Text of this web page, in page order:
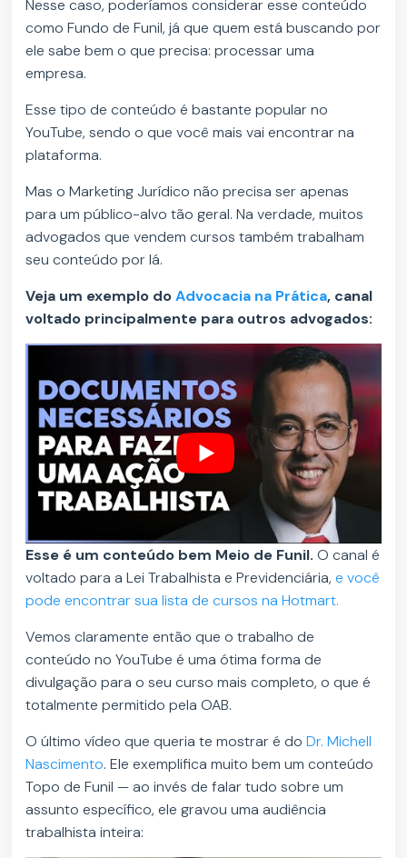
Nesse caso, poderíamos considerar esse conteúdo
como Fundo de Funil, já que quem está buscando por
ele sabe bem o que precisa: processar uma
empresa.
Esse tipo de conteúdo é bastante popular no
YouTube, sendo o que você mais vai encontrar na
plataforma.
Mas o Marketing Jurídico não precisa ser apenas
para um público-alvo tão geral. Na verdade, muitos
advogados que vendem cursos também trabalham
seu conteúdo por lá.
Veja um exemplo doAdvocacia na Prática, canal
voltado principalmente para outros advogados:
Esse é um conteúdo bem Meio de Funil.O canal é
voltado para a Lei Trabalhista e Previdenciária,e você
pode encontrar sua lista de cursos na Hotmart.
Vemos claramente então que o trabalho de
conteúdo no YouTube é uma ótima forma de
divulgação para o seu curso mais completo, o que é
totalmente permitido pela OAB.
O último vídeo que queria te mostrar é doDr. Michell
Nascimento. Ele exemplifica muito bem um conteúdo
Topo de Funil — ao invés de falar tudo sobre um
assunto específico, ele gravou uma audiência
trabalhista inteira: